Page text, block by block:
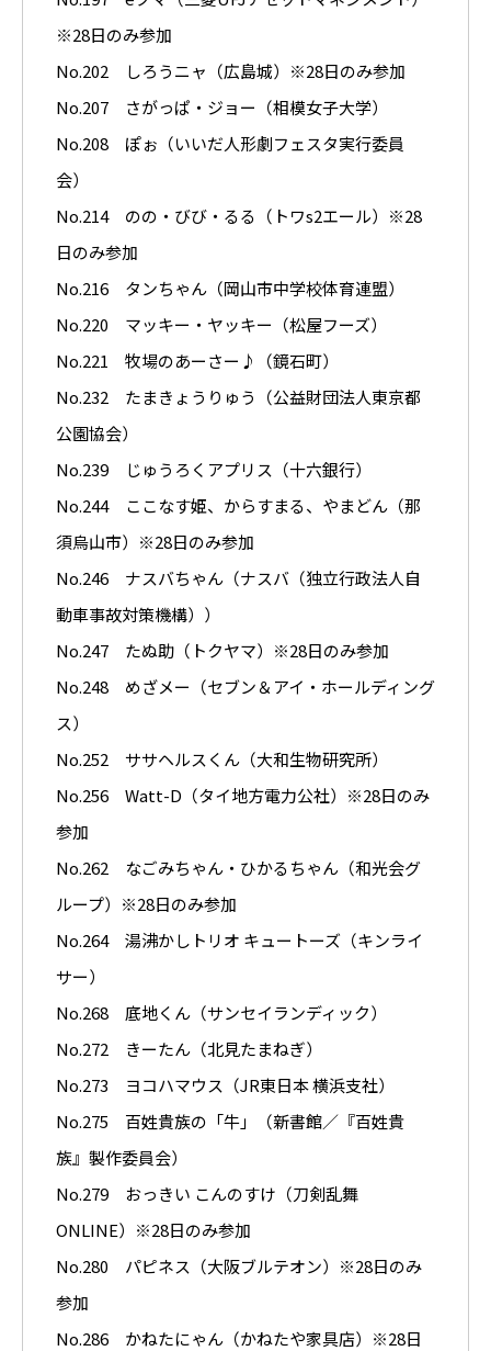
※28日のみ参加
No.202 しろうニャ（広島城）※28日のみ参加
No.207 さがっぱ・ジョー（相模女子大学）
No.208 ぽぉ（いいだ人形劇フェスタ実行委員
会）
No.214 のの・びび・るる（トワs2エール）※28
日のみ参加
No.216 タンちゃん（岡山市中学校体育連盟）
No.220 マッキー・ヤッキー（松屋フーズ）
No.221 牧場のあーさー♪（鏡石町）
No.232 たまきょうりゅう（公益財団法人東京都
公園協会）
No.239 じゅうろくアプリス（十六銀行）
No.244 ここなす姫、からすまる、やまどん（那
須烏山市）※28日のみ参加
No.246 ナスバちゃん（ナスバ（独立行政法人自
動車事故対策機構））
No.247 たぬ助（トクヤマ）※28日のみ参加
No.248 めざメー（セブン＆アイ・ホールディング
ス）
No.252 ササヘルスくん（大和生物研究所）
No.256 Watt-D（タイ地方電力公社）※28日のみ
参加
No.262 なごみちゃん・ひかるちゃん（和光会グ
ループ）※28日のみ参加
No.264 湯沸かしトリオ キュートーズ（キンライ
サー）
No.268 底地くん（サンセイランディック）
No.272 きーたん（北見たまねぎ）
No.273 ヨコハマウス（JR東日本 横浜支社）
No.275 百姓貴族の「牛」（新書館／『百姓貴
族』製作委員会）
No.279 おっきい こんのすけ（刀剣乱舞
ONLINE）※28日のみ参加
No.280 パピネス（大阪ブルテオン）※28日のみ
参加
No.286 かねたにゃん（かねたや家具店）※28日